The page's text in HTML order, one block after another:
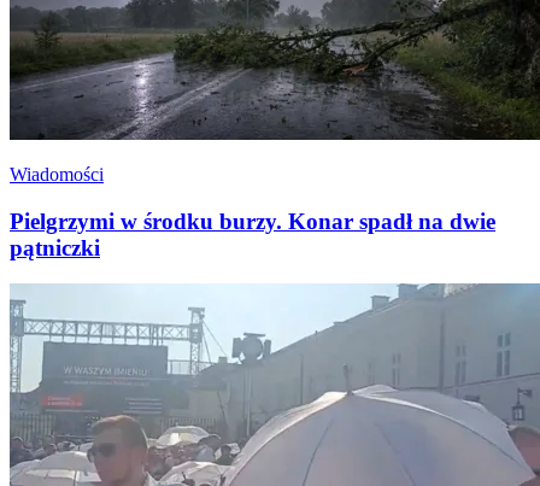
Wiadomości
Pielgrzymi w środku burzy. Konar spadł na dwie
pątniczki